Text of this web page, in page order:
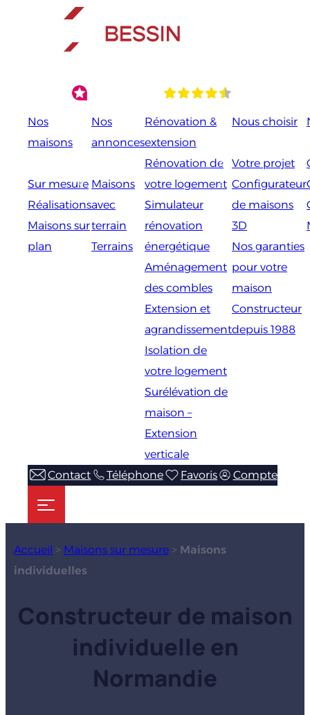
Nos
maisons
Sur mesure
Réalisations
Maisons sur
plan
Nos
annonces
Maisons
avec
terrain
Terrains
Rénovation &
extension
Rénovation de
votre logement
Simulateur
rénovation
énergétique
Aménagement
des combles
Extension et
agrandissement
Isolation de
votre logement
Surélévation de
maison –
Extension
verticale
Nous choisir
Votre projet
Configurateur
de maisons
3D
Nos garanties
pour votre
maison
Constructeur
depuis 1988
Contact Téléphone Favoris Compte
Accueil > Maisons sur mesure > Maisons
individuelles
Constructeur de maison
individuelle en
Normandie